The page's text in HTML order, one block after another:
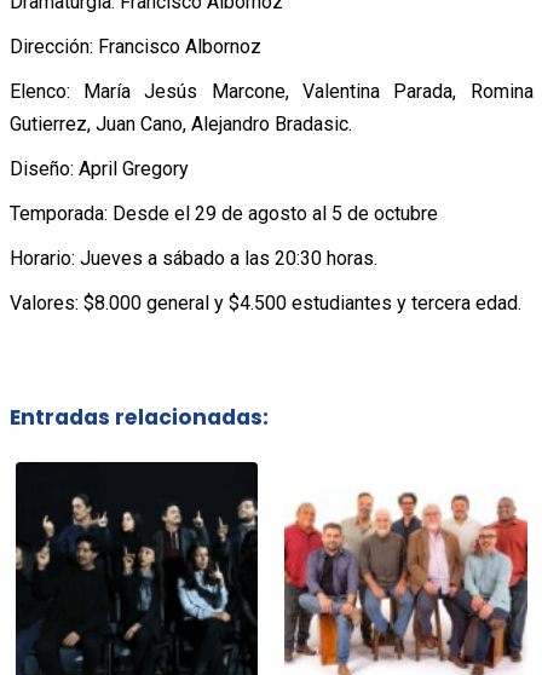
Dirección: Francisco Albornoz
Elenco: María Jesús Marcone, Valentina Parada, Romina
Gutierrez, Juan Cano, Alejandro Bradasic.
Diseño: April Gregory
Temporada: Desde el 29 de agosto al 5 de octubre
Horario: Jueves a sábado a las 20:30 horas.
Valores: $8.000 general y $4.500 estudiantes y tercera edad.
Entradas relacionadas: